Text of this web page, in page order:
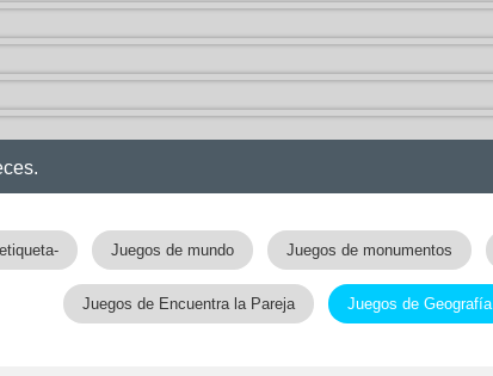
Juegos de mundo Juegos de monumentos
Juegos de Encuentra la Pareja Juegos de Geografía